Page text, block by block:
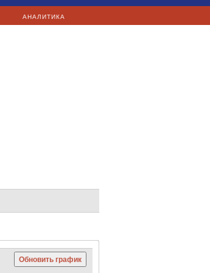
АНАЛИТИКА
Яндекс
Mail.Ru
Nikkei 225